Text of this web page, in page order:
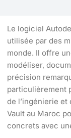
Le logiciel
utilisée par des
monde. Il offre
modéliser,
précision
particulièrement
de l’ingénierie
Vault au Maroc
concrets avec